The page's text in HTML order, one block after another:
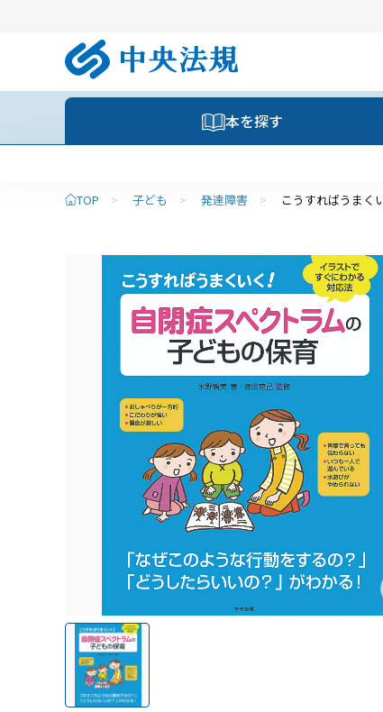
本を探す
TOP > 子ども > 発達障害 > こうすればうま